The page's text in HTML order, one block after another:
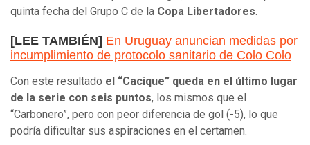
quinta fecha del Grupo C de la Copa Libertadores.
[LEE TAMBIÉN] En Uruguay anuncian medidas por
incumplimiento de protocolo sanitario de Colo Colo
Con este resultado el “Cacique” queda en el último lugar
de la serie con seis puntos, los mismos que el
“Carbonero”, pero con peor diferencia de gol (-5), lo que
podría dificultar sus aspiraciones en el certamen.